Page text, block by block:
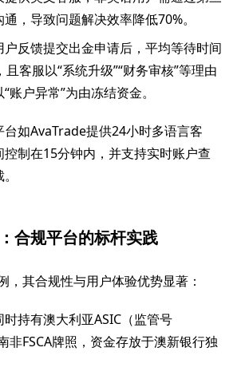
，导致问题解决效率降低70%。
户反馈提交出金申请后，平均等待时间
客服以“系统升级”“财务审核”等理由
账户异常”为由冻结资金。
台如AvaTrade提供24小时多语言客
制在15分钟内，并支持实时账户查
合规平台的标杆实践
，其合规性与用户体验优势显著：
时持有澳大利亚ASIC（监管号
非FSCA牌照，资金存放于澳新银行独